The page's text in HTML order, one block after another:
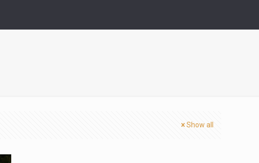
Show all